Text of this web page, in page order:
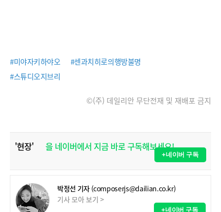
#미야자키하야오
#센과치히로의행방불명
#스튜디오지브리
©(주) 데일리안 무단전재 및 재배포 금지
'현장' 을 네이버에서 지금 바로 구독해보세요!
+네이버 구독
박정선 기자 (composerjs@dailian.co.kr)
기사 모아 보기 >
+네이버 구독